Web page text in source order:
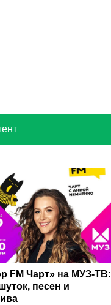
FM Чарт» на МУЗ‑ТВ:
песен и